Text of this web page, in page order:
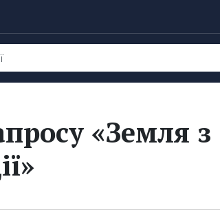
«Земля з